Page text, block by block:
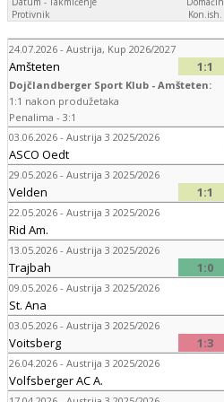
Kon.ish.
Protivnik
24.07.2026 - Austrija, Kup 2026/2027
Amšteten 1:1
Dojčlandberger Sport Klub - Amšteten:
1:1 nakon produžetaka
Penalima - 3:1
03.06.2026 - Austrija 3 2025/2026
ASCO Oedt
29.05.2026 - Austrija 3 2025/2026
Velden 1:1
22.05.2026 - Austrija 3 2025/2026
Rid Am.
13.05.2026 - Austrija 3 2025/2026
Trajbah 1:0
09.05.2026 - Austrija 3 2025/2026
St. Ana
03.05.2026 - Austrija 3 2025/2026
Voitsberg 1:3
26.04.2026 - Austrija 3 2025/2026
Volfsberger AC A.